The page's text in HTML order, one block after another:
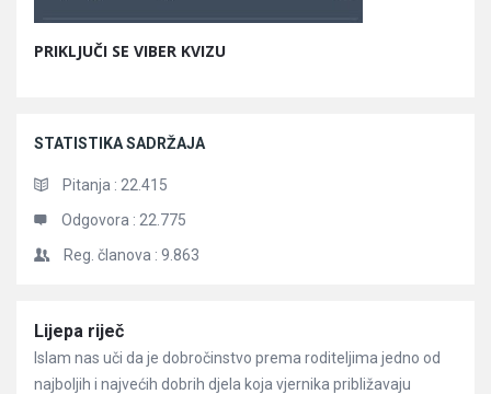
PRIKLJUČI SE VIBER KVIZU
STATISTIKA SADRŽAJA
Pitanja : 22.415
Odgovora : 22.775
Reg. članova : 9.863
Članci
Lijepa riječ
Islam nas uči da je dobročinstvo prema roditeljima jedno od
najboljih i najvećih dobrih djela koja vjernika približavaju